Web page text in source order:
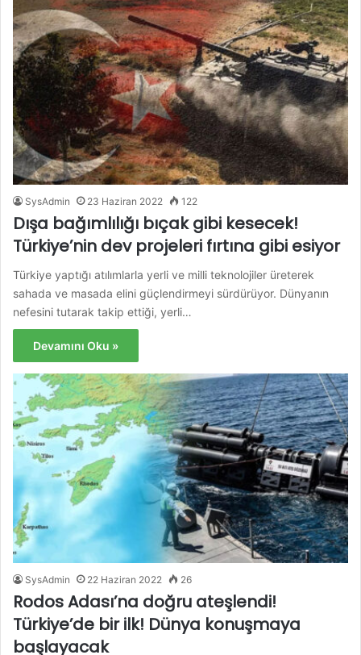
SysAdmin 23 Haziran 2022 122
Dışa bağımlılığı bıçak gibi kesecek!
Türkiye’nin dev projeleri fırtına gibi esiyor
Türkiye yaptığı atılımlarla yerli ve milli teknolojiler üreterek
sahada ve masada elini güçlendirmeyi sürdürüyor. Dünyanın
nefesini tutarak takip ettiği, yerli…
Devamını Oku »
SysAdmin 22 Haziran 2022 26
Rodos Adası’na doğru ateşlendi!
Türkiye’de bir ilk! Dünya konuşmaya
başlayacak